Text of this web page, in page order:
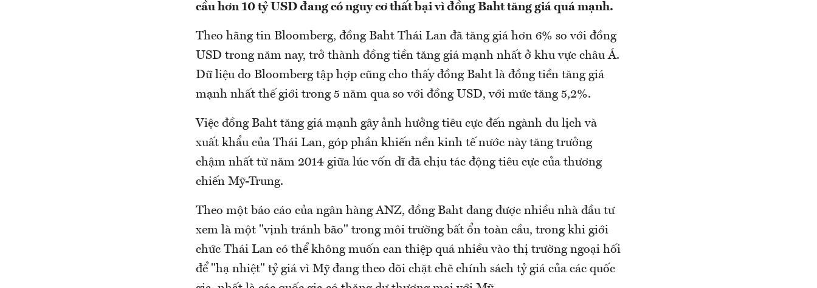
cầu hơn 10 tỷ USD đang có nguy cơ thất bại vì đồng Baht tăng giá quá mạnh.
Theo hãng tin Bloomberg, đồng Baht Thái Lan đã tăng giá hơn 6% so với đồng
USD trong năm nay, trở thành đồng tiền tăng giá mạnh nhất ở khu vực châu Á.
Dữ liệu do Bloomberg tập hợp cũng cho thấy đồng Baht là đồng tiền tăng giá
mạnh nhất thế giới trong 5 năm qua so với đồng USD, với mức tăng 5,2%.
Việc đồng Baht tăng giá mạnh gây ảnh hưởng tiêu cực đến ngành du lịch và
xuất khẩu của Thái Lan, góp phần khiến nền kinh tế nước này tăng trưởng
chậm nhất từ năm 2014 giữa lúc vốn dĩ đã chịu tác động tiêu cực của thương
chiến Mỹ-Trung.
Theo một báo cáo của ngân hàng ANZ, đồng Baht đang được nhiều nhà đầu tư
xem là một "vịnh tránh bão" trong môi trường bất ổn toàn cầu, trong khi giới
chức Thái Lan có thể không muốn can thiệp quá nhiều vào thị trường ngoại hối
để "hạ nhiệt" tỷ giá vì Mỹ đang theo dõi chặt chẽ chính sách tỷ giá của các quốc